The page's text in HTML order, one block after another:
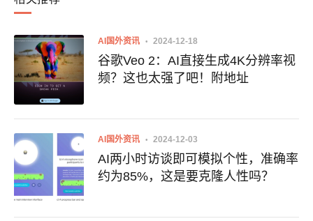
AI国外资讯 2024-12-18
谷歌Veo 2：AI直接生成4K分辨率视
频？这也太强了吧！附地址
AI国外资讯 2024-12-03
AI两小时访谈即可模拟个性，准确率
约为85%，这是要克隆人性吗？